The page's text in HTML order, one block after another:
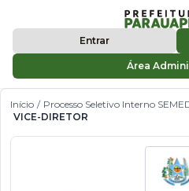
Entrar
Área
Início / Processo Seletivo Interno
VICE-DIRETOR